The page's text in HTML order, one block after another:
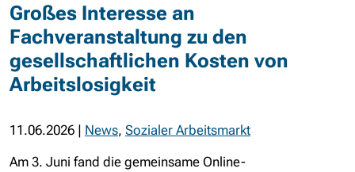
Großes Interesse an
Fachveranstaltung zu den
gesellschaftlichen Kosten von
Arbeitslosigkeit
11.06.2026 | News, Sozialer Arbeitsmarkt
Am 3. Juni fand die gemeinsame Online-